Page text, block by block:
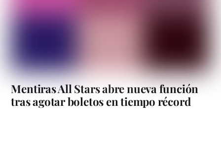
Mentiras All Stars abre nueva función
tras agotar boletos en tiempo récord